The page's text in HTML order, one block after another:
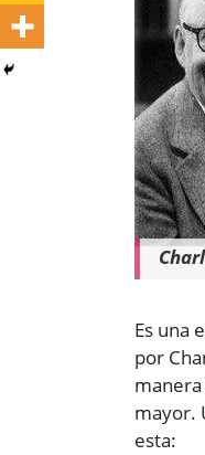
Es una
por
mayor.
esta: